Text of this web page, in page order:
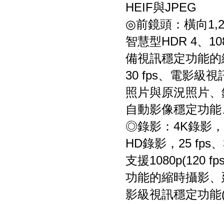
HEIF與JPEG
◎前鏡頭：橫向
智慧型HDR 4、
備視訊穩定功能
30 fps、電影級視
照片與原況照片
自動影像穩定功
◎錄影：4K錄影
HD錄影，25 fps
支援1080p(120
功能的縮時攝影
影級視訊穩定功